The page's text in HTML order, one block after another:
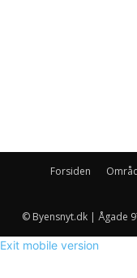
Forsiden
© Byensnyt.dk | Ågade
Exit mobile version